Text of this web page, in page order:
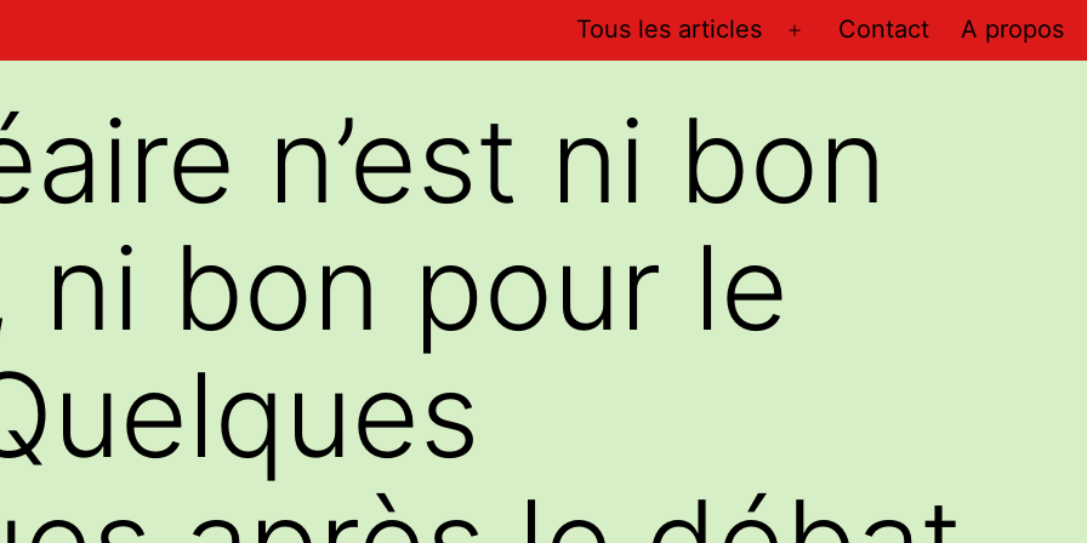
Tous les articles
Ouvrir
Contact A propos
n’est ni bon
ni bon pour le